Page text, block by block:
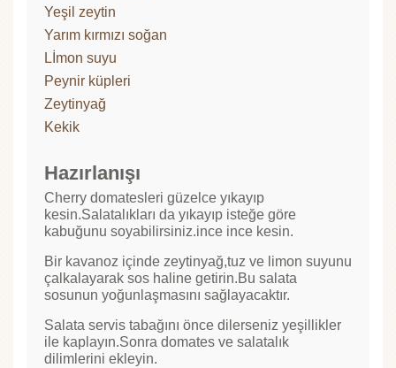
Yeşil zeytin
Yarım kırmızı soğan
Lİmon suyu
Peynir küpleri
Zeytinyağ
Kekik
Hazırlanışı
Cherry domatesleri güzelce yıkayıp
kesin.Salatalıkları da yıkayıp isteğe göre
kabuğunu soyabilirsiniz.ince ince kesin.
Bir kavanoz içinde zeytinyağ,tuz ve limon suyunu
çalkalayarak sos haline getirin.Bu salata
sosunun yoğunlaşmasını sağlayacaktır.
Salata servis tabağını önce dilerseniz yeşillikler
ile kaplayın.Sonra domates ve salatalık
dilimlerini ekleyin.